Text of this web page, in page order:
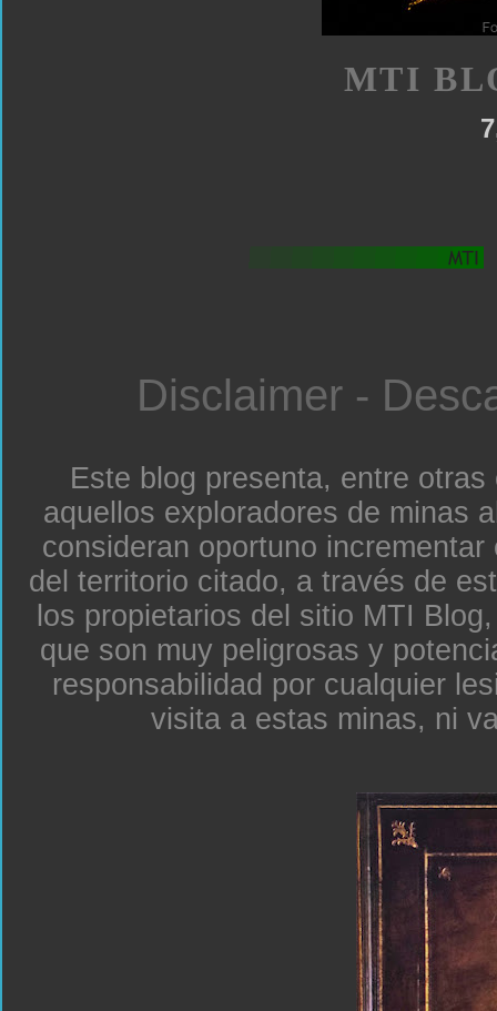
MTI
Disclaimer -
Este blog presenta, entre
aquellos exploradores de minas
consideran oportuno
del territorio citado, a través de
los propietarios del sitio MTI
que son muy peligrosas y
responsabilidad por cualquier
visita a estas minas, ni